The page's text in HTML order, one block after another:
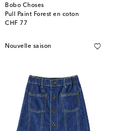
Bobo Choses
Pull Paint Forest en coton
CHF 77
original price
Nouvelle saison